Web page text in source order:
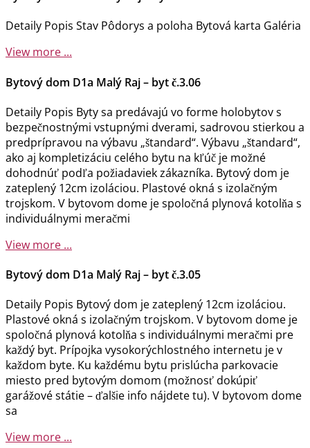
Detaily Popis Stav Pôdorys a poloha Bytová karta Galéria
View more ...
Bytový dom D1a Malý Raj – byt č.3.06
Detaily Popis Byty sa predávajú vo forme holobytov s
bezpečnostnými vstupnými dverami, sadrovou stierkou a
predprípravou na výbavu „štandard“. Výbavu „štandard“,
ako aj kompletizáciu celého bytu na kľúč je možné
dohodnúť podľa požiadaviek zákazníka. Bytový dom je
zateplený 12cm izoláciou. Plastové okná s izolačným
trojskom. V bytovom dome je spoločná plynová kotolňa s
individuálnymi meračmi
View more ...
Bytový dom D1a Malý Raj – byt č.3.05
Detaily Popis Bytový dom je zateplený 12cm izoláciou.
Plastové okná s izolačným trojskom. V bytovom dome je
spoločná plynová kotolňa s individuálnymi meračmi pre
každý byt. Prípojka vysokorýchlostného internetu je v
každom byte. Ku každému bytu prislúcha parkovacie
miesto pred bytovým domom (možnosť dokúpiť
garážové státie – ďalšie info nájdete tu). V bytovom dome
sa
View more ...